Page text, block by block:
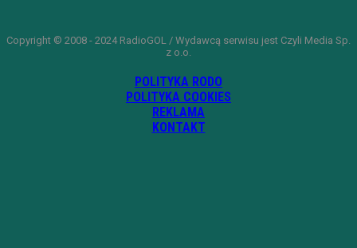
Copyright © 2008 - 2024 RadioGOL / Wydawcą serwisu jest Czyli Media Sp.
z o.o.
POLITYKA RODO
POLITYKA COOKIES
REKLAMA
KONTAKT